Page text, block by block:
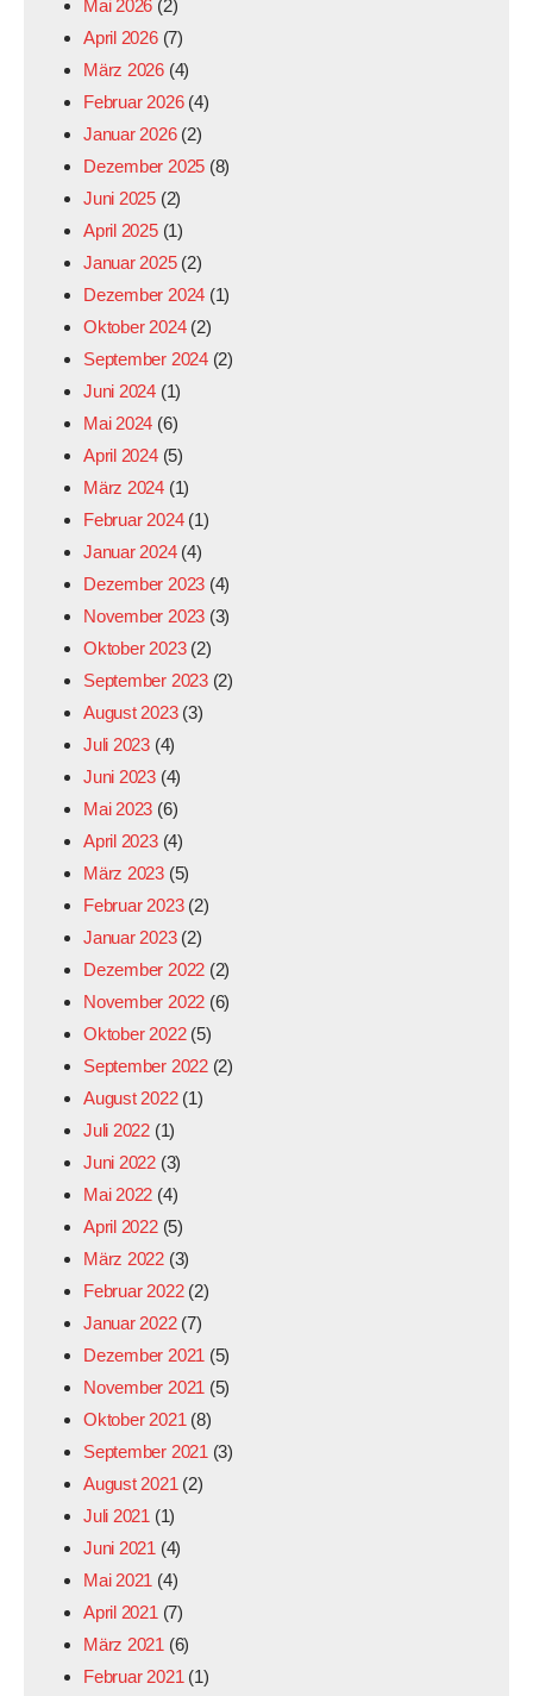
Mai 2026 (2)
April 2026(7)
März 2026(4)
Februar 2026(4)
Januar 2026(2)
Dezember 2025 (8)
Juni 2025(2)
April 2025(1)
Januar 2025(2)
Dezember 2024 (1)
Oktober 2024(2)
September 2024(2)
Juni 2024(1)
Mai 2024 (6)
April 2024(5)
März 2024(1)
Februar 2024(1)
Januar 2024(4)
Dezember 2023 (4)
November 2023 (3)
Oktober 2023(2)
September 2023(2)
August 2023(3)
Juli 2023(4)
Juni 2023(4)
Mai 2023 (6)
April 2023(4)
März 2023(5)
Februar 2023(2)
Januar 2023(2)
Dezember 2022 (2)
November 2022 (6)
Oktober 2022(5)
September 2022(2)
August 2022(1)
Juli 2022(1)
Juni 2022(3)
Mai 2022 (4)
April 2022(5)
März 2022(3)
Februar 2022(2)
Januar 2022(7)
Dezember 2021 (5)
November 2021 (5)
Oktober 2021 (8)
September 2021 (3)
August 2021 (2)
Juli 2021 (1)
Juni 2021 (4)
Mai 2021 (4)
April 2021 (7)
März 2021 (6)
Februar 2021 (1)